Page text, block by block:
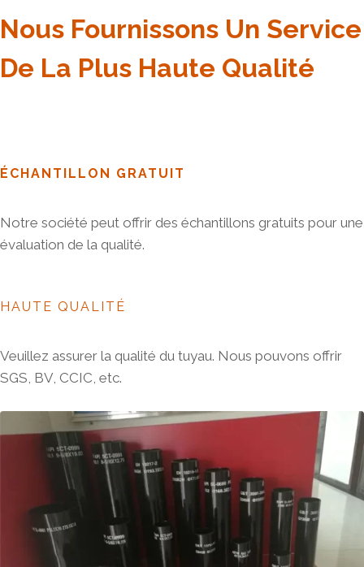
Nous Fournissons Un Service
De La Plus Haute Qualité
ÉCHANTILLON GRATUIT
Notre société peut offrir des échantillons gratuits pour une
évaluation de la qualité.
HAUTE QUALITÉ
Veuillez assurer la qualité du tuyau. Nous pouvons offrir
SGS, BV, CCIC, etc.